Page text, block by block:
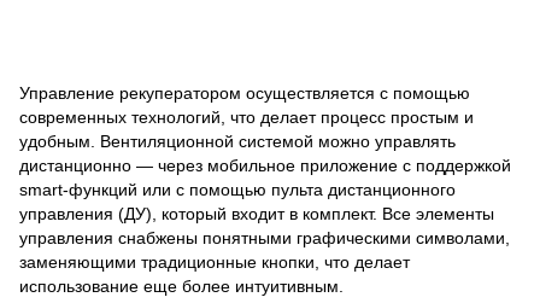
Управление рекуператором осуществляется с помощью
современных технологий, что делает процесс простым и
удобным. Вентиляционной системой можно управлять
дистанционно — через мобильное приложение с поддержкой
smart-функций или с помощью пульта дистанционного
управления (ДУ), который входит в комплект. Все элементы
управления снабжены понятными графическими символами,
заменяющими традиционные кнопки, что делает
использование еще более интуитивным.